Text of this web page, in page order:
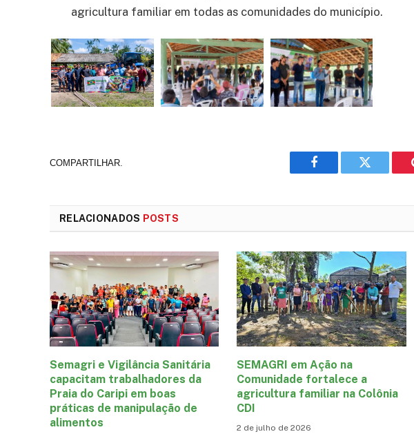
agricultura familiar em todas as comunidades do município.
COMPARTILHAR.
Facebook Twitter
RELACIONADOS POSTS
Semagri e Vigilância Sanitária
capacitam trabalhadores da
Praia do Caripi em boas
práticas de manipulação de
alimentos
SEMAGRI em Ação na
Comunidade fortalece a
agricultura familiar na Colônia
CDI
2 de julho de 2026